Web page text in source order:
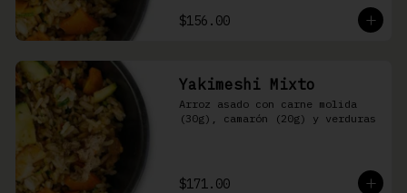
$156.00
Yakimeshi Mixto
Arroz asado con carne molida
(30g), camarón (20g) y verduras
$171.00